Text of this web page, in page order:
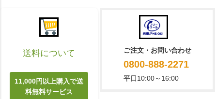
送料について
11,000円以上購入で送
料無料サービス
ご注文・お問い合わせ
0800-888-2271
平日10:00～16:00